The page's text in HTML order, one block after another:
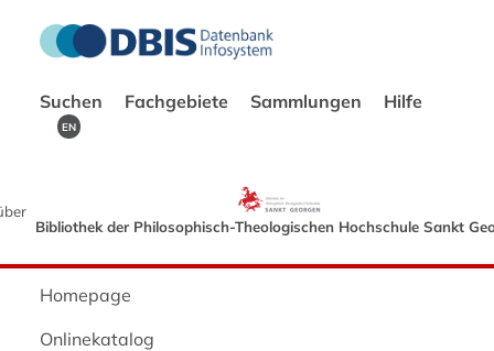
Suchen Fachgebiete Sammlungen Hilfe
EN
Bibliothek der Philosophisch-Theologischen Hochschule Sankt
Homepage
Onlinekatalog